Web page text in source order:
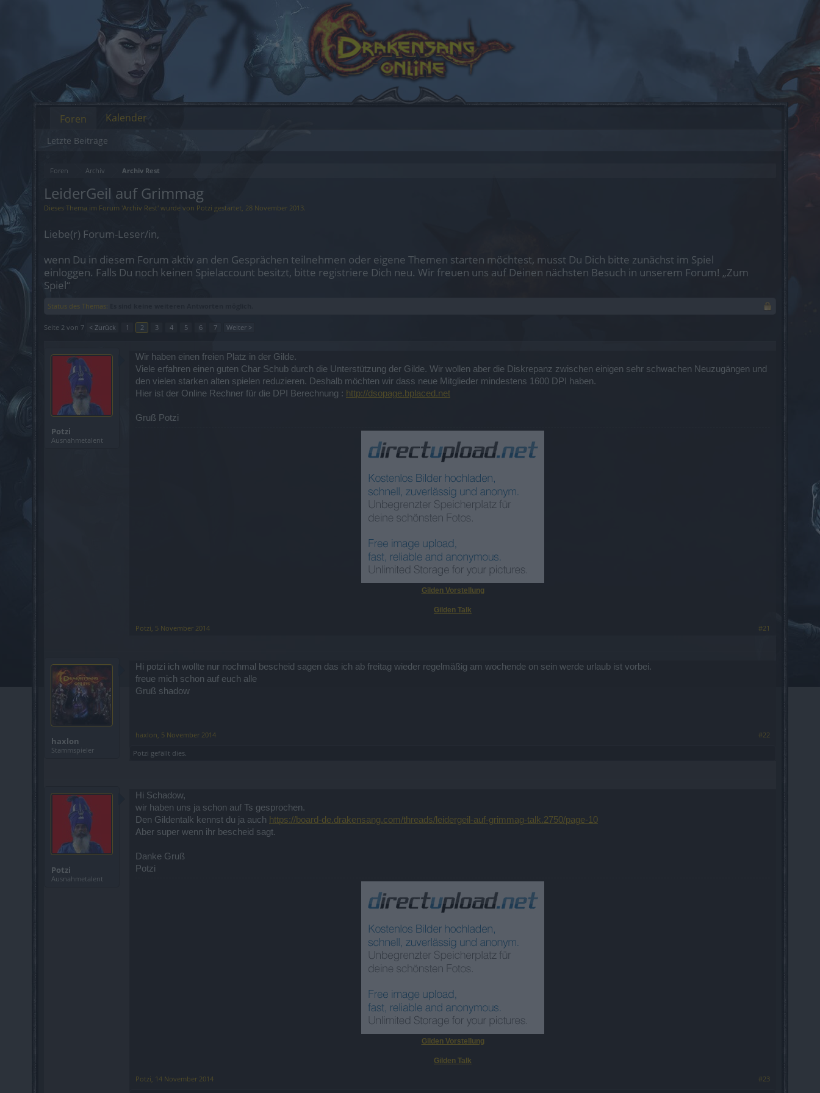
Foren Archiv Archiv Rest
LeiderGeil auf Grimmag
Dieses Thema im Forum 'Archiv Rest' wurde von Potzi gestartet, 28 November 2013.
Liebe(r) Forum-Leser/in,
wenn Du in diesem Forum aktiv an den Gesprächen teilnehmen oder eigene Themen starten möchtest, musst Du Dich bitte zunächst im Spiel
einloggen. Falls Du noch keinen Spielaccount besitzt, bitte registriere Dich neu. Wir freuen uns auf Deinen nächsten Besuch in unserem Forum! „Zum
Spiel“
Status des Themas:
Seite 2 von 7 < Zurück 1 2 3 4 5 6 7 Weiter >
Potzi
Ausnahmetalent
Wir haben einen freien Platz in der Gilde.
Viele erfahren einen guten Char Schub durch die Unterstützung der Gilde. Wir wollen aber die Diskrepanz zwischen einigen sehr schwachen Neuzugängen und
den vielen starken alten spielen reduzieren. Deshalb möchten wir dass neue Mitglieder mindestens 1600 DPI haben.
Hier ist der Online Rechner für die DPI Berechnung : http://dsopage.bplaced.net
Gruß Potzi
Gilden Vorstellung
Gilden Talk
Potzi, 5 November 2014 #21
haxlon
Stammspieler
Hi potzi ich wollte nur nochmal bescheid sagen das ich ab freitag wieder regelmäßig am wochende on sein werde urlaub ist vorbei.
freue mich schon auf euch alle
Gruß shadow
haxlon, 5 November 2014
#22
Potzi gefällt dies.
Potzi
Ausnahmetalent
Hi Schadow,
wir haben uns ja schon auf Ts gesprochen.
Den Gildentalk kennst du ja auch https://board-de.drakensang.com/threads/leidergeil-auf-grimmag-talk.2750/page-10
Aber super wenn ihr bescheid sagt.
Danke Gruß
Potzi
Gilden Vorstellung
Gilden Talk
Potzi, 14 November 2014
#23
Foren
Letzte Beiträge
Kalender